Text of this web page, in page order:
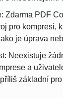
Zdarma PDF
pro kompresi,
je úprava
Neexistuje
a
základní